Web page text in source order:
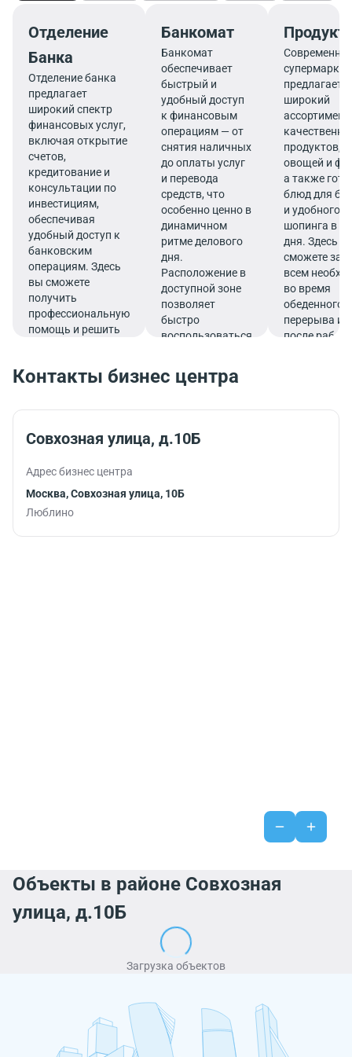
Отделение
Банка
Отделение банка
предлагает
широкий спектр
финансовых услуг,
включая открытие
счетов,
кредитование и
консультации по
инвестициям,
обеспечивая
удобный доступ к
банковским
операциям. Здесь
вы сможете
получить
профессиональную
помощь и решить
комфортной
Банкомат
Банкомат
обеспечивает
быстрый и
удобный доступ
к финансовым
операциям — от
снятия наличных
до оплаты услуг
и перевода
средств, что
особенно ценно в
динамичном
ритме делового
дня.
Расположение в
доступной зоне
позволяет
быстро
воспользоваться
супермаркет
предлагает
широкий
ассортимент
продуктов,
овощей и
а также
блюд для
и удобного
шопинга в
дня. Здесь
сможете
всем
во время
обеденного
перерыва
после
Контакты бизнес центра
Совхозная улица, д.10Б
Адрес бизнес центра
Москва, Совхозная улица, 10Б
Люблино
Объекты в районе Совхозная
улица, д.10Б
Загрузка объектов